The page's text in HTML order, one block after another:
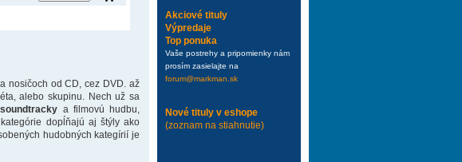
nosičoch od CD, cez DVD. až
alebo skupinu. Nech už sa
soundtracky a filmovú hudbu,
dopĺňajú aj štýly ako
hudobných kategírií je
Akciové tituly
Výpredaje
Top ponuka
Vaše postrehy a pripomienky nám
prosím zasielajte na
forum@markman.sk
Nové tituly v eshope
(zoznam na stiahnutie)